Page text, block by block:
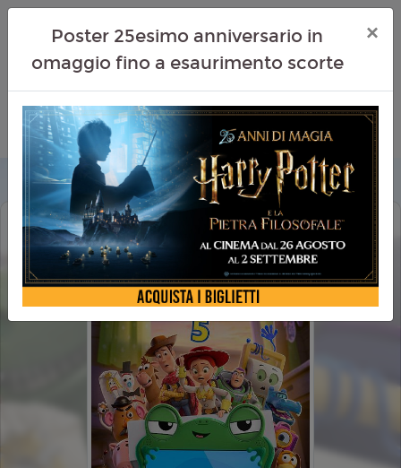
TOY STORY 5
Poster 25esimo anniversario in
omaggio fino a esaurimento scorte
×